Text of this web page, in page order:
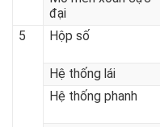
Công suất cực đại
Mô men xoắn cực
Hộp số